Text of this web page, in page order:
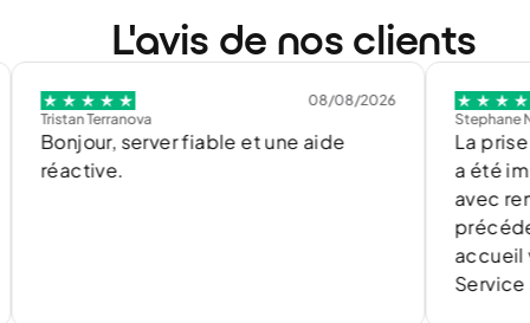
L'avis de nos clients
Terranova
08/08/2026
server fiable et une aide
Stephane Nicolas
La prise en
a été
avec
accueil via le
Service au